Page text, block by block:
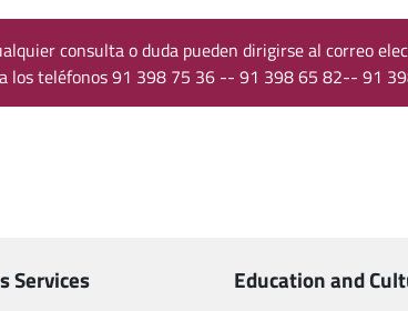
consulta o duda pueden dirigirse al correo
los teléfonos 91 398 75 36 -- 91 398 65 82-- 91
Services Education and